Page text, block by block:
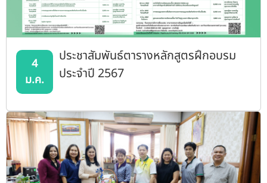
4
ม.ค.
ประชาสัมพันธ์ตารางหลักสูตรฝึกอบรม
ประจำปี 2567